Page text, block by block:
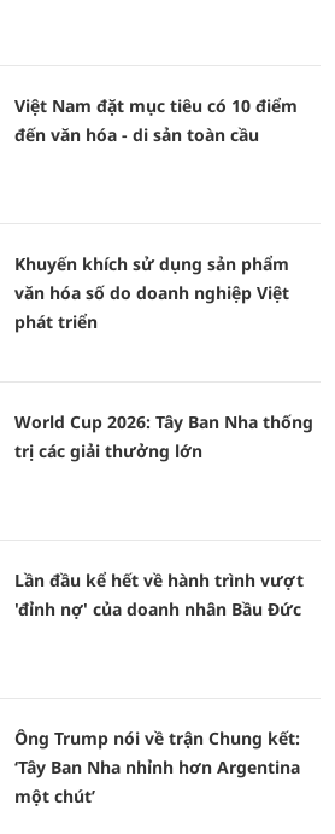
Việt Nam đặt mục tiêu có 10 điểm
đến văn hóa - di sản toàn cầu
Khuyến khích sử dụng sản phẩm
văn hóa số do doanh nghiệp Việt
phát triển
World Cup 2026: Tây Ban Nha thống
trị các giải thưởng lớn
Lần đầu kể hết về hành trình vượt
'đỉnh nợ' của doanh nhân Bầu Đức
Ông Trump nói về trận Chung kết:
‘Tây Ban Nha nhỉnh hơn Argentina
một chút’